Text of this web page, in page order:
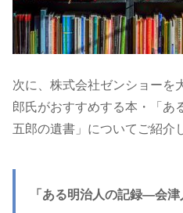
次に、株式会社ゼンショーを
郎氏がおすすめする本・「
五郎の遺書」についてご紹介
「ある明治人の記録―会